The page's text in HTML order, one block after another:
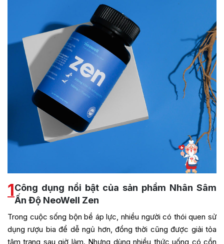
1Công dụng nổi bật của sản phẩm Nhân Sâm
Ấn Độ NeoWell Zen
Trong cuộc sống bộn bề áp lực, nhiều người có thói quen sử
dụng rượu bia để dễ ngủ hơn, đồng thời cũng được giải tỏa
tâm trạng sau giờ làm. Nhưng dùng nhiều thức uống có cồn